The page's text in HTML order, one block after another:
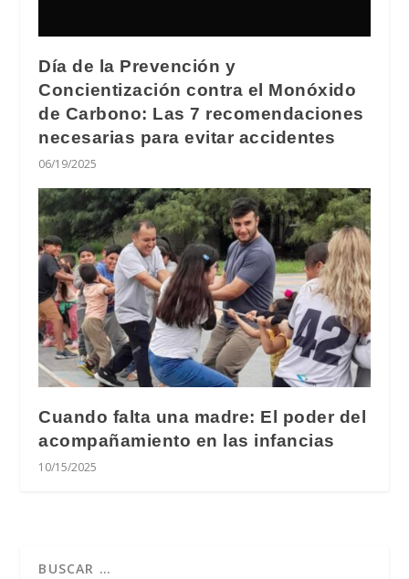
Día de la Prevención y
Concientización contra el Monóxido
de Carbono: Las 7 recomendaciones
necesarias para evitar accidentes
06/19/2025
Cuando falta una madre: El poder del
acompañamiento en las infancias
10/15/2025